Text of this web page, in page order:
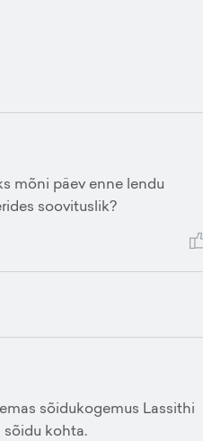
mõni päev enne lendu
soovituslik?
sõidukogemus Lassithi
sõidu kohta.